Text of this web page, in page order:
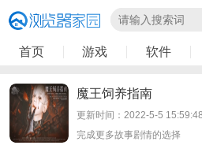
首页 游戏 软件
魔王饲养指南
更新时间：2022-5-5 15:59:48
完成更多故事剧情的选择